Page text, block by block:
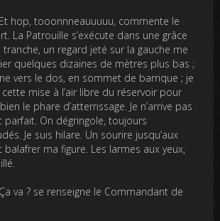
commente le
La Patrouille s’exécute dans une grâce
un regard jeté sur la gauche me
quelques dizaines de mètres plus bas ;
vers le dos, en sommet de barrique ; je
mise à l’air libre du réservoir pour
le phare d’atterrissage. Je n’arrive pas
parfait. On dégringole, toujours
Je suis hilare. Un sourire jusqu’aux
ma figure. Les larmes aux yeux,
renseigne le Commandant de